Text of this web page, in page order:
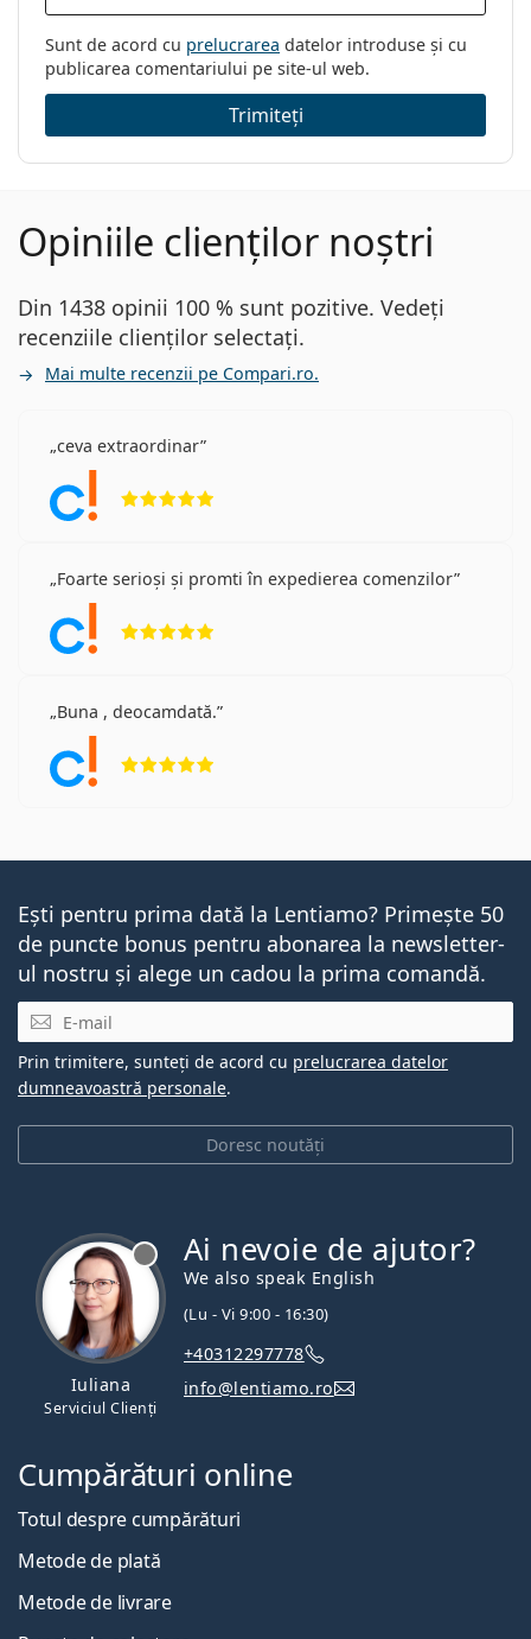
Sunt de acord cu prelucrarea datelor introduse și cu
publicarea comentariului pe site-ul web.
Trimiteți
Opiniile clienților noștri
Din 1438 opinii 100 % sunt pozitive. Vedeți
recenziile clienților selectați.
Mai multe recenzii pe Compari.ro.
ceva extraordinar
Foarte serioși și promti în expedierea comenzilor
Buna , deocamdată.
Ești pentru prima dată la Lentiamo? Primește 50
de puncte bonus pentru abonarea la newsletter-
ul nostru și alege un cadou la prima comandă.
E-mail
Doresc noutăți
Prin trimitere, sunteți de acord cu prelucrarea datelor
dumneavoastră personale.
Iuliana
Serviciul Clienți
Ai nevoie de ajutor?
We also speak English
(Lu - Vi 9:00 - 16:30)
+40312297778
info@lentiamo.ro
Cumpărături online
Totul despre cumpărături
Metode de plată
Metode de livrare